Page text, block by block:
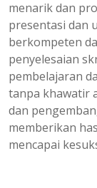
menarik dan
presentasi dan
berkompeten
penyelesaian
pembelajaran
tanpa khawatir
dan
memberikan
mencapai